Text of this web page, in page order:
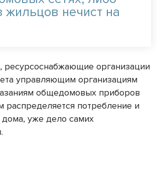
жильцов нечист на
ресурсоснабжающие организации
управляющим организациям
общедомовых приборов
распределяется потребление и
дома, уже дело самих